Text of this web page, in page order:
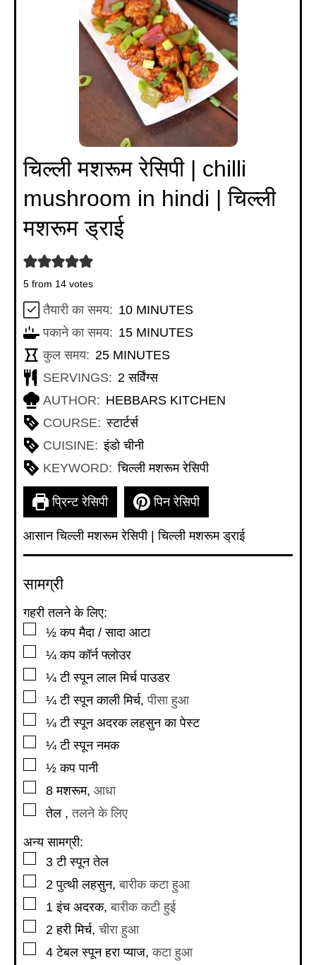
चिल्ली मशरूम रेसिपी | chilli
mushroom in hindi | चिल्ली
मशरूम ड्राई
5 from 14 votes
तैयारी का समय: 10MINUTES
MINUTES
पकाने का समय: 15MINUTES
MINUTES
कुल समय: 25MINUTES
MINUTES
SERVINGS: 2 सर्विंग्स
AUTHOR: HEBBARS KITCHEN
COURSE: स्टार्टर्स
CUISINE: इंडो चीनी
KEYWORD: चिल्ली मशरूम रेसिपी
प्रिन्ट रेसिपी पिन रेसिपी
आसान चिल्ली मशरूम रेसिपी | चिल्ली मशरूम ड्राई
सामग्री
गहरी तलने के लिए:
▢
½ कप मैदा / सादा आटा
▢
¼ कप कॉर्न फ्लोउर
▢
¼ टी स्पून लाल मिर्च पाउडर
▢
¼ टी स्पून काली मिर्च,पीसा हुआ
▢
¼ टी स्पून अदरक लहसुन का पेस्ट
▢
¼ टी स्पून नमक
▢
½ कप पानी
▢
8 मशरूम, आधा
▢
तेल ,तलने के लिए
अन्य सामग्री:
▢
3 टी स्पून तेल
▢
2 पुत्थी लहसुन,बारीक कटा हुआ
▢
1 इंच अदरक,बारीक कटी हुई
▢
2 हरी मिर्च,चीरा हुआ
▢
4 टेबल स्पून हरा प्याज,कटा हुआ